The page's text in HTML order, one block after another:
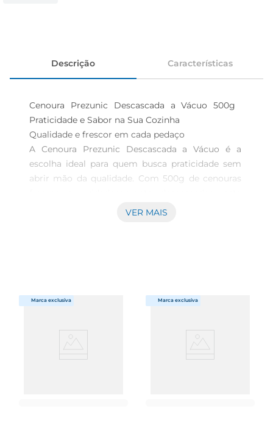
Descrição Características
Cenoura Prezunic Descascada a Vácuo 500g
Praticidade e Sabor na Sua Cozinha
Qualidade e frescor em cada pedaço
A Cenoura Prezunic Descascada a Vácuo é a
escolha ideal para quem busca praticidade sem
abrir mão da qualidade. Com 500g de cenouras
produto é perfeito para facilitar o seu dia a dia na
As cenouras são um ingrediente versátil que
podem ser utilizadas em diversas receitas. Seja
acompanhamento, a Cenoura Prezunic se adapta
VER MAIS